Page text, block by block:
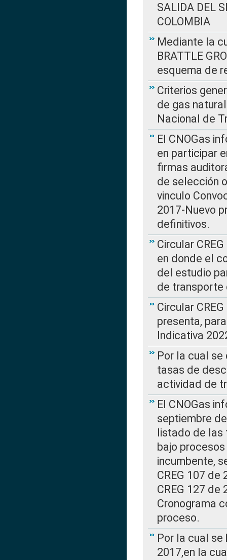
SALIDA DEL
COLOMBIA
Mediante la
BRATTLE
esquema de
Criterios
de gas
Nacional de
El CNOGas
en participar
firmas
de selección
vinculo
2017-Nuevo
definitivos.
Circular
en donde el
del estudio
de transporte
Circular
presenta,
Indicativa
Por la cual
tasas de
actividad de
El CNOGas
septiembre
listado de las
bajo
incumbente,
CREG 107
CREG 127 de
Cronograma
proceso.
Por la cual se
2017,en la